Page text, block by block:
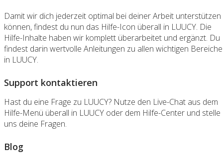
Damit wir dich jederzeit optimal bei deiner Arbeit unterstützen
können, findest du nun das Hilfe-Icon überall in LUUCY. Die
Hilfe-Inhalte haben wir komplett überarbeitet und ergänzt. Du
findest darin wertvolle Anleitungen zu allen wichtigen
in LUUCY.
Support kontaktieren
Hast du eine Frage zu LUUCY? Nutze den Live-Chat aus dem
Hilfe-Menü überall in LUUCY oder dem Hilfe-Center und stelle
uns deine Fragen.
Blog